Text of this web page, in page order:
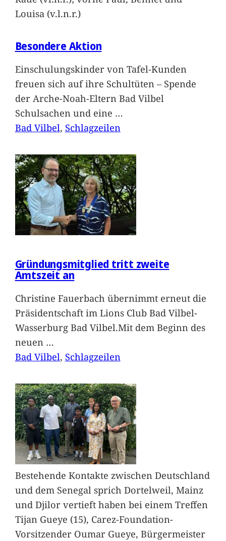
Louisa (v.l.n.r.)
Besondere Aktion
Einschulungskinder von Tafel-Kunden
freuen sich auf ihre Schultüten – Spende
der Arche-Noah-Eltern Bad Vilbel
Schulsachen und eine …
Bad Vilbel, Schlagzeilen
Gründungsmitglied tritt zweite
Amtszeit an
Christine Fauerbach übernimmt erneut die
Präsidentschaft im Lions Club Bad Vilbel-
Wasserburg Bad Vilbel.Mit dem Beginn des
neuen …
Bad Vilbel, Schlagzeilen
Bestehende Kontakte zwischen Deutschland
und dem Senegal sprich Dortelweil, Mainz
und Djilor vertieft haben bei einem Treffen
Tijan Gueye (15), Carez-Foundation-
Vorsitzender Oumar Gueye, Bürgermeister